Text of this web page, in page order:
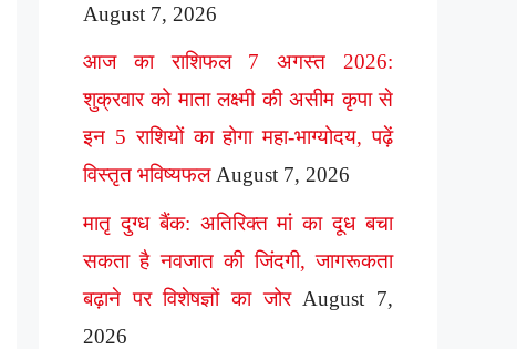
August 7, 2026
आज का राशिफल 7 अगस्त 2026:
शुक्रवार को माता लक्ष्मी की असीम कृपा से
इन 5 राशियों का होगा महा-भाग्योदय, पढ़ें
विस्तृत भविष्यफल August 7, 2026
मातृ दुग्ध बैंक: अतिरिक्त मां का दूध बचा
सकता है नवजात की जिंदगी, जागरूकता
बढ़ाने पर विशेषज्ञों का जोर August 7,
2026